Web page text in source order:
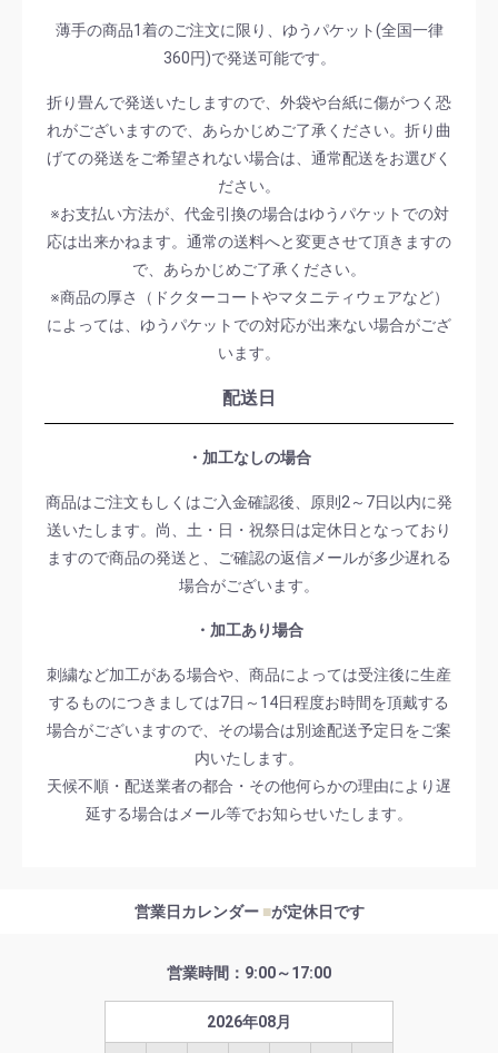
薄手の商品1着のご注文に限り、ゆうパケット(全国一律
360円)で発送可能です。
折り畳んで発送いたしますので、外袋や台紙に傷がつく恐
れがございますので、あらかじめご了承ください。折り曲
げての発送をご希望されない場合は、通常配送をお選びく
ださい。
※お支払い方法が、代金引換の場合はゆうパケットでの対
応は出来かねます。通常の送料へと変更させて頂きますの
で、あらかじめご了承ください。
※商品の厚さ（ドクターコートやマタニティウェアなど）
によっては、ゆうパケットでの対応が出来ない場合がござ
います。
配送日
・加工なしの場合
商品はご注文もしくはご入金確認後、原則2～7日以内に発
送いたします。尚、土・日・祝祭日は定休日となっており
ますので商品の発送と、ご確認の返信メールが多少遅れる
場合がございます。
・加工あり場合
刺繍など加工がある場合や、商品によっては受注後に生産
するものにつきましては7日～14日程度お時間を頂戴する
場合がございますので、その場合は別途配送予定日をご案
内いたします。
天候不順・配送業者の都合・その他何らかの理由により遅
延する場合はメール等でお知らせいたします。
営業日カレンダー ■が定休日です
営業時間：9:00～17:00
2026年08月